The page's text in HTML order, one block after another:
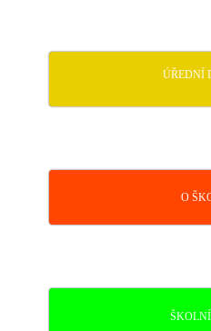
ÚŘEDNÍ
O